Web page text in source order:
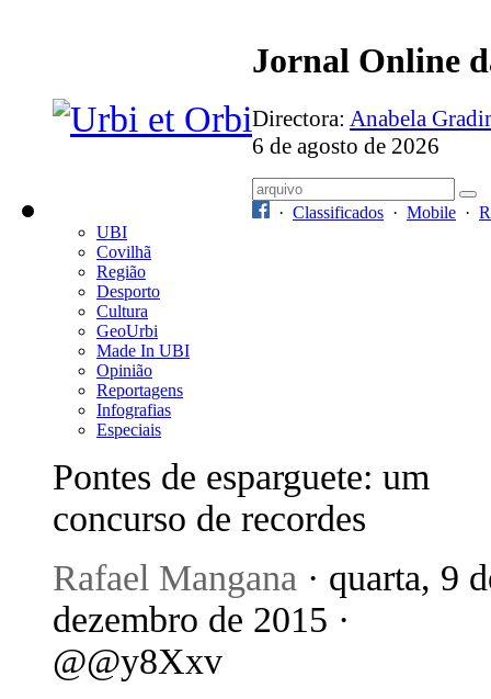
Jornal Online
Directora: Anabela
6 de agosto de 2026
· Classificados · Mobile ·
UBI
Covilhã
Região
Desporto
Cultura
GeoUrbi
Made In UBI
Opinião
Reportagens
Infografias
Especiais
Pontes de esparguete: um
concurso de recordes
Rafael Mangana · quarta, 9
dezembro de 2015 ·
@@y8Xxv